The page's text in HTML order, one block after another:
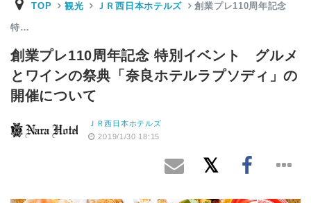
TOP 観光 ＪＲ西日本ホテルズ 創業プレ110周年記念
特…
創業プレ110周年記念 特別イベント グルメ
とワインの祭典「奈良ホテルラプソディ」の
開催について
ＪＲ西日本ホテルズ
2019/1/30 18:15